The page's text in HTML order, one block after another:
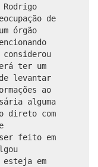
de
órgão
ter um
levantar
ao
alguma
direto com
feito em
esteja em